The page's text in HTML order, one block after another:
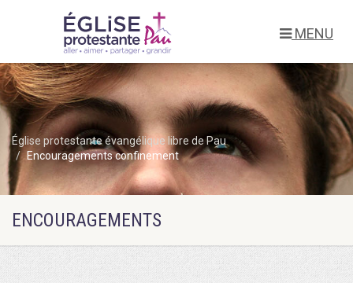
MENU
Église protestante évangélique libre de Pau
Encouragements confinement
ENCOURAGEMENTS